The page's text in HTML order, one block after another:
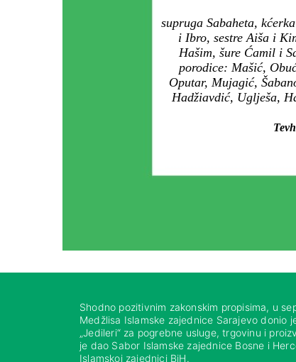
supruga Sabaheta,
i Ibro, sestre Aiša i
Hašim, šure Ćamil i
porodice: Mašić,
Oputar, Mujagić,
Hadžiavdić, Uglješa,
Shodno pozitivnim zakonskim propisima, u
Medžlisa Islamske zajednice Sarajevo donio
„Jedileri“ za pogrebne usluge, trgovinu i
je dao Sabor Islamske zajednice Bosne i
Islamskoj zajednici BiH.